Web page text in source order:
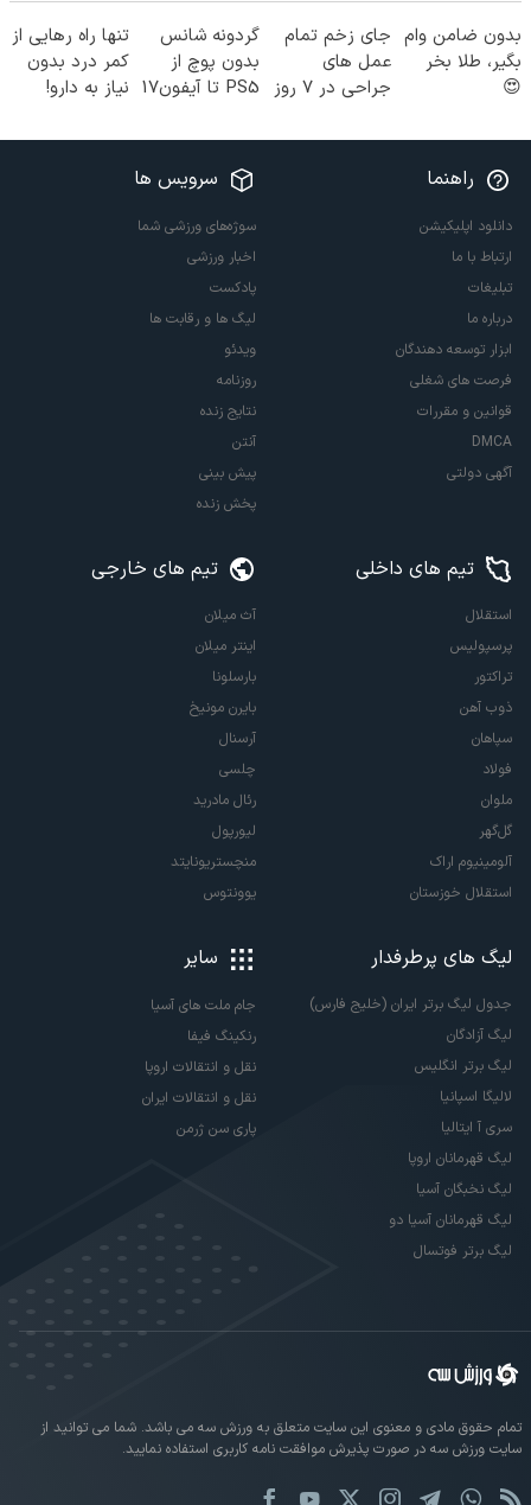
بدون ضامن وام
بگیر، طلا بخر
😍
جای زخم تمام
عمل های
جراحی در ۷ روز
(فوری مشاوره
گردونه شانس
بدون پوچ از
PS5 تا آیفون17
تنها راه رهایی از
کمر درد بدون
نیاز به دارو!
راهنما
دانلود اپلیکیشن
ارتباط با ما
تبلیغات
درباره ما
ابزار توسعه دهندگان
فرصت های شغلی
قوانین و مقررات
DMCA
آگهی دولتی
سرویس ها
سوژه‌های ورزشی شما
اخبار ورزشی
پادکست
لیگ ها و رقابت ها
ویدئو
روزنامه
نتایج زنده
آنتن
پیش بینی
پخش زنده
تیم های داخلی
استقلال
پرسپولیس
تراکتور
ذوب آهن
سپاهان
فولاد
ملوان
گل‌گهر
آلومینیوم اراک
استقلال خوزستان
تیم های خارجی
آث میلان
اینتر میلان
بارسلونا
بایرن مونیخ
آرسنال
چلسی
رئال مادرید
لیورپول
منچستریونایتد
یوونتوس
لیگ های پرطرفدار
جدول لیگ برتر ایران (خلیج فارس)
لیگ آزادگان
لیگ برتر انگلیس
لالیگا اسپانیا
سری آ ایتالیا
لیگ قهرمانان اروپا
لیگ نخبگان آسیا
لیگ قهرمانان آسیا دو
لیگ برتر فوتسال
سایر
جام ملت های آسیا
رنکینگ فیفا
نقل و انتقالات اروپا
نقل و انتقالات ایران
پاری سن ژرمن
تمام حقوق مادی و معنوی این سایت متعلق به ورزش سه می باشد. شما می توانید از
سایت ورزش سه در صورت پذیرش موافقت نامه کاربری استفاده نمایید.